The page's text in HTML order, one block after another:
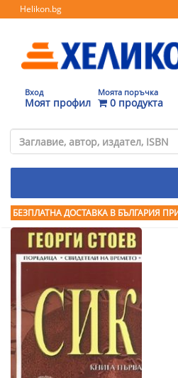
Helikon.bg
Вход
Моят профил
Моята поръчка
0 продукта
БЕЗПЛАТНА ДОСТАВКА В БЪЛГАРИЯ